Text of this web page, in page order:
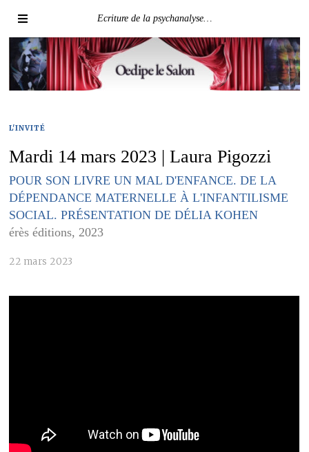
Ecriture de la psychanalyse…
L'INVITÉ
Mardi 14 mars 2023 | Laura Pigozzi
POUR SON LIVRE UN MAL D'ENFANCE. DE LA
DÉPENDANCE MATERNELLE À L'INFANTILISME
SOCIAL. PRÉSENTATION DE DÉLIA KOHEN
érès éditions, 2023
22 mars 2023